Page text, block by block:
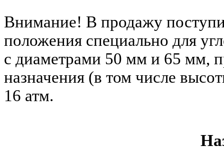
Внимание! В продажу
положения специально для
с диаметрами 50 мм и 65 мм,
назначения (в том числе
16 атм.